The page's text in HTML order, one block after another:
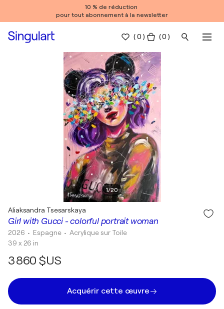
10 % de réduction
pour tout abonnement à la newsletter
(0 ) ( 0 )
1/20
Girl with Gucci - colorful portrait woman
Aliaksandra Tsesarskaya
2026 • Espagne • Acrylique sur Toile
39 x 26 in
3 860 $US
Acquérir cette œuvre